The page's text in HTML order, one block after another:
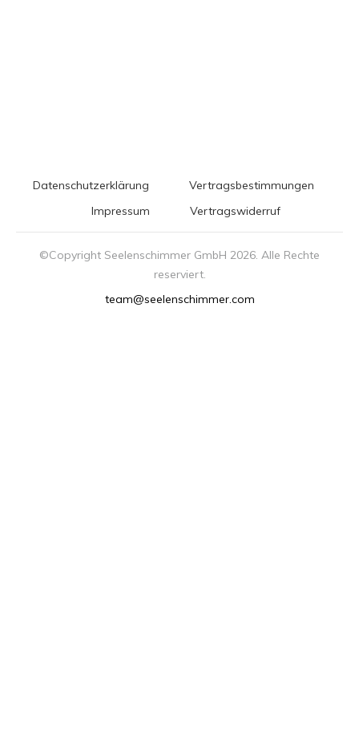
Datenschutzerklärung
Vertragsbestimmungen
Impressum
Vertragswiderruf
©Copyright Seelenschimmer GmbH 2026. Alle Rechte
reserviert.
team@seelenschimmer.com